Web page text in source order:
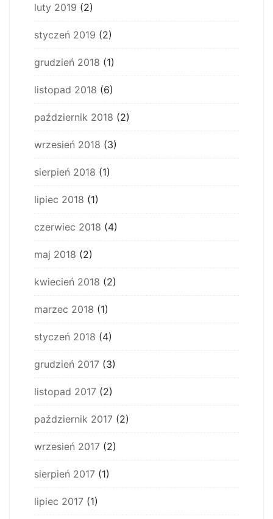
luty 2019 (2)
styczeń 2019 (2)
grudzień 2018 (1)
listopad 2018 (6)
październik 2018 (2)
wrzesień 2018 (3)
sierpień 2018 (1)
lipiec 2018 (1)
czerwiec 2018 (4)
maj 2018 (2)
kwiecień 2018 (2)
marzec 2018 (1)
styczeń 2018 (4)
grudzień 2017 (3)
listopad 2017 (2)
październik 2017 (2)
wrzesień 2017 (2)
sierpień 2017 (1)
lipiec 2017 (1)